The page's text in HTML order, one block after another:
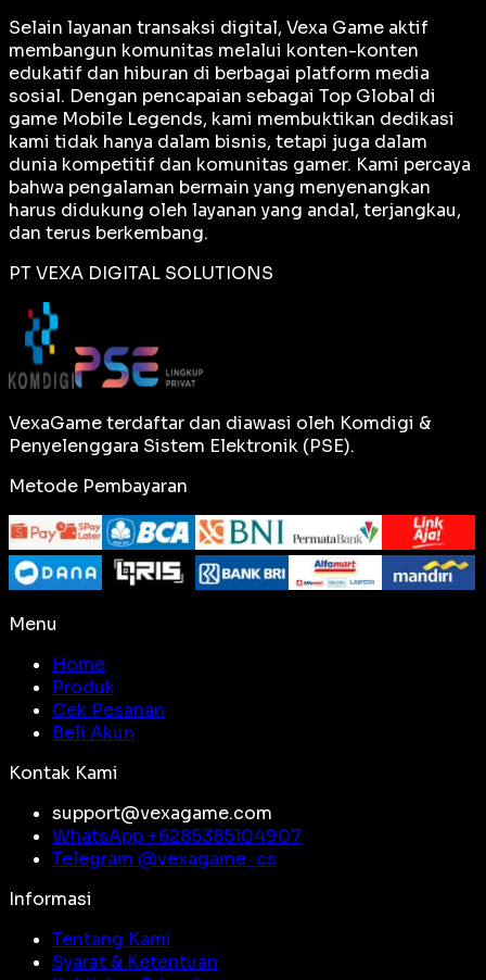
Selain layanan transaksi digital, Vexa Game aktif
membangun komunitas melalui konten-konten
edukatif dan hiburan di berbagai platform media
sosial. Dengan pencapaian sebagai Top Global di
game Mobile Legends, kami membuktikan dedikasi
kami tidak hanya dalam bisnis, tetapi juga dalam
dunia kompetitif dan komunitas gamer. Kami percaya
bahwa pengalaman bermain yang menyenangkan
harus didukung oleh layanan yang andal, terjangkau,
dan terus berkembang.
PT VEXA DIGITAL SOLUTIONS
VexaGame terdaftar dan diawasi oleh Komdigi &
Penyelenggara Sistem Elektronik (PSE).
Metode Pembayaran
Menu
Home
Produk
Cek Pesanan
Beli Akun
Kontak Kami
support@vexagame.com
WhatsApp +6285385104907
Telegram @vexagame_cs
Informasi
Tentang Kami
Syarat & Ketentuan